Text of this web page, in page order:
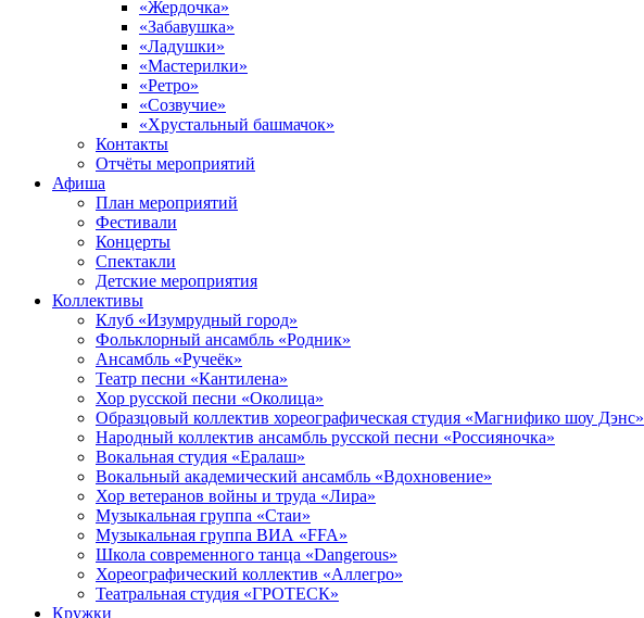
«Жердочка»
«Забавушка»
«Ладушки»
«Мастерилки»
«Ретро»
«Созвучие»
«Хрустальный башмачок»
Контакты
Отчёты мероприятий
Афиша
План мероприятий
Фестивали
Концерты
Спектакли
Детские мероприятия
Коллективы
Клуб «Изумрудный город»
Фольклорный ансамбль «Родник»
Ансамбль «Ручеёк»
Театр песни «Кантилена»
Хор русской песни «Околица»
Образцовый коллектив хореографическая студия «Магнифико шоу Дэнс»
Народный коллектив ансамбль русской песни «Россияночка»
Вокальная студия «Ералаш»
Вокальный академический ансамбль «Вдохновение»
Хор ветеранов войны и труда «Лира»
Музыкальная группа «Стаи»
Музыкальная группа ВИА «FFA»
Школа современного танца «Dangerous»
Хореографический коллектив «Аллегро»
Театральная студия «ГРОТЕСК»
Кружки